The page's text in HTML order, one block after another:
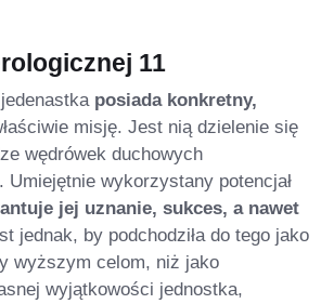
11
posiada konkretny,
misję. Jest nią dzielenie się
wędrówek duchowych
Umiejętnie wykorzystany potencjał
jej uznanie, sukces, a nawet
jednak, by podchodziła do tego jako
wyższym celom, niż jako
wyjątkowości jednostka,